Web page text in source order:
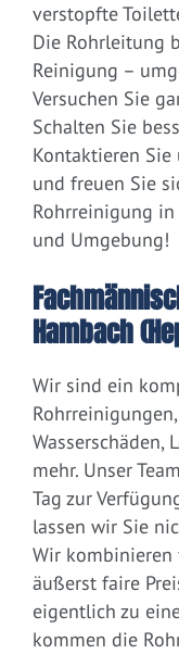
verstopfte
Die Rohrleitung
Reinigung –
Versuchen Sie
Schalten Sie
Kontaktieren
und freuen Sie
Rohrreinigung in
und Umgebung!
Hambach
Wir sind ein
Wasserschäden,
mehr. Unser
Tag zur
lassen wir Sie
Wir kombinieren
äußerst faire
eigentlich zu
kommen die